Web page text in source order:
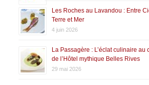
Les Roches au Lavandou : Entre
Terre et Mer
4 juin 2026
La Passagère : L’éclat culinaire au
de l’Hôtel mythique Belles Rives
29 mai 2026